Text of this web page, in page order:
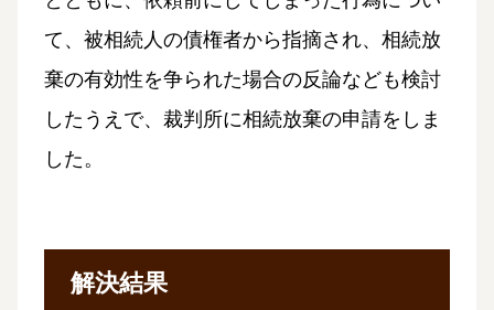
て、被相続人の債権者から指摘され、相続放
棄の有効性を争られた場合の反論なども検討
したうえで、裁判所に相続放棄の申請をしま
した。
解決結果